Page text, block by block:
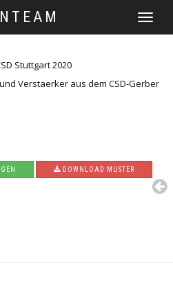
TOGGLE
Stuttgart 2020
Verstaerker aus dem CSD-Gerber
DOWNLOAD MUSTER